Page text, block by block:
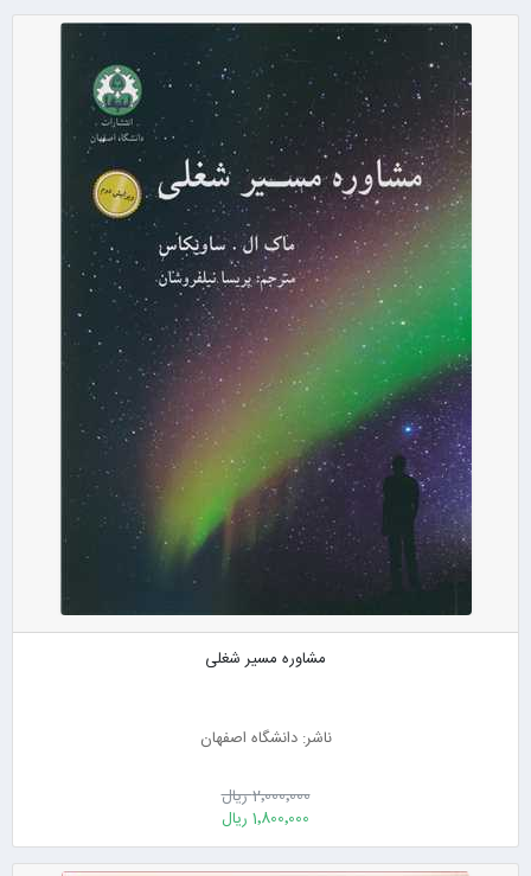
مشاوره مسیر شغلی
ناشر: دانشگاه اصفهان
2٬000٬000 ریال
1٬800٬000 ریال